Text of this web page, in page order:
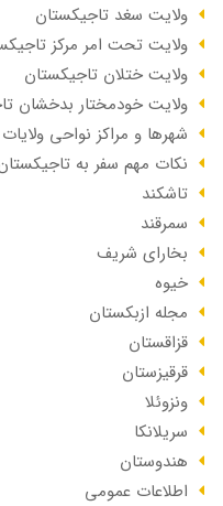
ولایت سغد تاجیکستان
ولایت تحت امر مرکز
ولایت ختلان تاجیکستان
ولایت خودمختار بدخشان
شهرها و مراکز نواحی
نکات مهم سفر به
تاشکند
سمرقند
بخارای شریف
خیوه
مجله ازبکستان
قزاقستان
قرقیزستان
ونزوئلا
سریلانکا
هندوستان
اطلاعات عمومی